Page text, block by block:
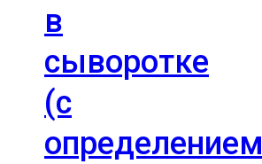
в
сыворотке
(с
определением